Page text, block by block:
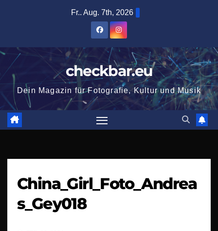
Fr.. Aug. 7th, 2026
checkbar.eu
Dein Magazin für Fotografie, Kultur und Musik
China_Girl_Foto_Andrea
s_Gey018